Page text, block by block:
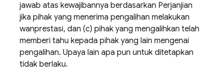
jawab atas kewajibannya berdasarkan Perjanjian
jika pihak yang menerima pengalihan melakukan
wanprestasi, dan (c) pihak yang mengalihkan telah
memberi tahu kepada pihak yang lain mengenai
pengalihan. Upaya lain apa pun untuk ditetapkan
tidak berlaku.